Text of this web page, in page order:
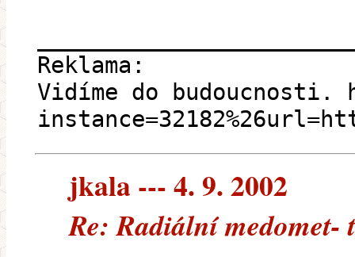
Reklama:
Vidíme do
jkala --- 4. 9. 2002
Re: Radiální medomet-